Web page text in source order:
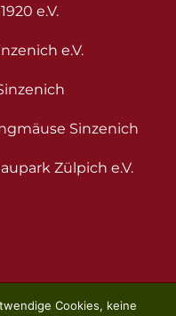
e.V.
e.V.
Sinzenich
Zülpich e.V.
Sinzenich e.V.Cookies, keine